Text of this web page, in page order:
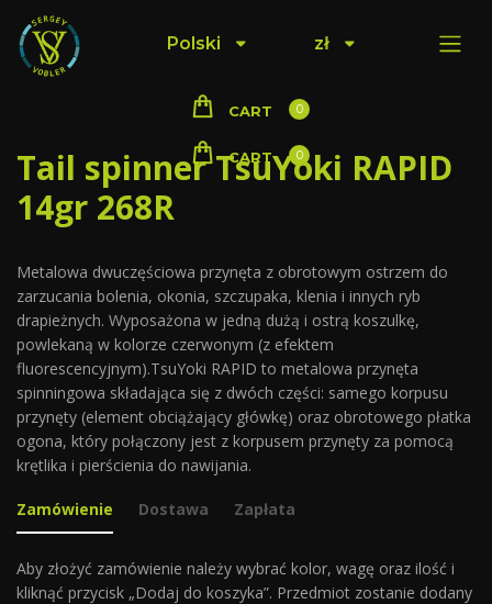
Polski zł
CART 0
CART 0
Tail spinner TsuYoki RAPID
14gr 268R
Metalowa dwuczęściowa przynęta z obrotowym ostrzem do
zarzucania bolenia, okonia, szczupaka, klenia i innych ryb
drapieżnych. Wyposażona w jedną dużą i ostrą koszulkę,
powlekaną w kolorze czerwonym (z efektem
fluorescencyjnym).TsuYoki RAPID to metalowa przynęta
spinningowa składająca się z dwóch części: samego korpusu
przynęty (element obciążający główkę) oraz obrotowego płatka
ogona, który połączony jest z korpusem przynęty za pomocą
krętlika i pierścienia do nawijania.
Zamówienie Dostawa Zapłata
Aby złożyć zamówienie należy wybrać kolor, wagę oraz ilość i
kliknąć przycisk „Dodaj do koszyka”. Przedmiot zostanie dodany